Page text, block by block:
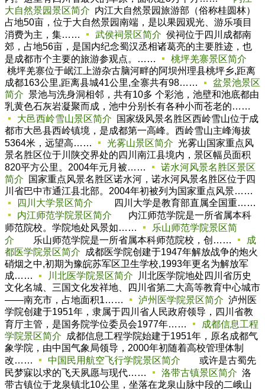
大自然景园景区简介 内江大自然景园旅游部（俗称桂圆林）
占地50亩，位于大自然景园南端，是以果园观光、游乐项目
消费为主，集……
武侯祠景区简介 侯祠位于四川成都南
郊，占地56亩，是国内纪念蜀汉丞相诸葛亮的主要胜迹，也
是成都市个主要的旅游参观点。……
桃坪羌寨景区简介
桃坪羌寨位于岷江上游杂古脑河畔的阿坝州理县桃坪乡,距离
成都163公里,距离县城41公里,全寨共有98……
盆景池景区
简介 景池与洗身洞相邻，共有10多 个彩池，池壁和池底都由
乳黄色石灰岩凝聚而成，池中分别长有各种小而苍老的……
大邑西岭雪山景区简介
国家级风景名胜区西岭雪山位于成
都市大邑县西岭镇境，是成都第一高峰。西岭雪山主峰海拔
5364米，远望高……
光雾山景区简介 光雾山国家重点风
景名胜区位于川陕交界处的四川南江县境内，景区幅员面积
820平方公里。2004年元月被……
诺水河风景名胜区景区
简介
国家重点风景名胜区诺水河，诺水河风景名胜区位于四
川省巴中市通江县北部。2004年初被列为国家重点风景……
四川大学景区简介
四川大学是教育部直属全国重……
内江师范学院景区简介
内江师范学院是一所省属本科
师范院校。学院地处风景如……
乐山师范学院景区简
介
乐山师范学院是一所省属本科师范院校，创……
成
都医学院景区简介
成都医学院创建于1947年解放战争的炮火
硝烟之中,初期为豫皖苏军区卫生学校,1993年更名为解放军
成……
川北医学院景区简介
川北医学院地处四川省历史
文化名城、三国文化发祥地、四川省第二大高等教育中心城市
——南充市，占地面积1……
泸州医学院景区简介 泸州医
学院创建于1951年，隶属于四川省人民政府领导，四川省教
育厅主管，是国务院学位委员会1977年……
成都信息工程
学院景区简介
成都信息工程学院始建于1951年，原名成都气
象学院，由中国气象局领导，2000年初随着高校管理体制
改……
中国民用航空飞行学院景区简介
或许是古蜀先
民梦寐以求的飞天夙愿与现代……
洛带古镇景区简介 洛
带古镇位于龙泉镇北10公里，坐落在龙泉山脉中段的二峨山